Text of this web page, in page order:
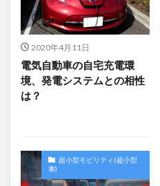
2020年4月11日
電気自動車の自宅充電環
境、発電システムとの相性
は？
超小型モビリティ(超小型
車)